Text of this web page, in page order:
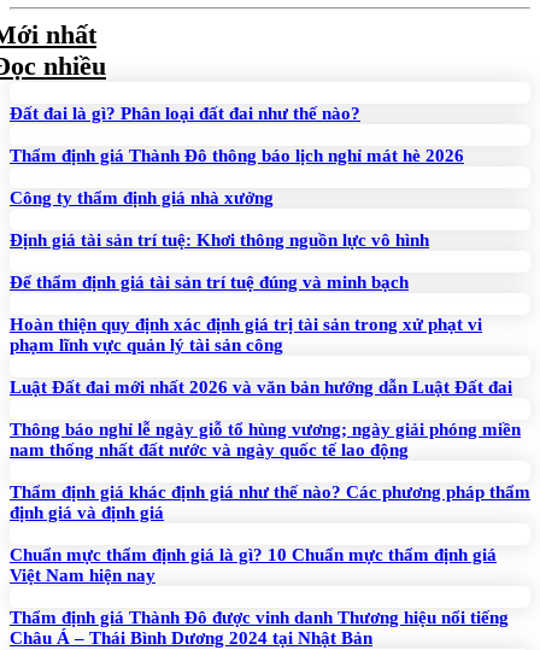
nhất
nhiều
Đất đai là gì? Phân loại đất đai như thế nào?
Thẩm định giá Thành Đô thông báo lịch nghỉ mát hè 2026
Công ty thẩm định giá nhà xưởng
Định giá tài sản trí tuệ: Khơi thông nguồn lực vô hình
Để thẩm định giá tài sản trí tuệ đúng và minh bạch
Hoàn thiện quy định xác định giá trị tài sản trong xử phạt vi
phạm lĩnh vực quản lý tài sản công
Luật Đất đai mới nhất 2026 và văn bản hướng dẫn Luật Đất đai
Thông báo nghỉ lễ ngày giỗ tổ hùng vương; ngày giải phóng miền
nam thống nhất đất nước và ngày quốc tế lao động
Thẩm định giá khác định giá như thế nào? Các phương pháp thẩm
định giá và định giá
Chuẩn mực thẩm định giá là gì? 10 Chuẩn mực thẩm định giá
Việt Nam hiện nay
Thẩm định giá Thành Đô được vinh danh Thương hiệu nổi tiếng
Châu Á – Thái Bình Dương 2024 tại Nhật Bản